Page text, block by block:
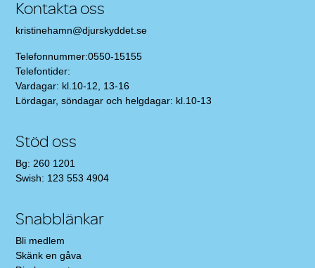
Kontakta oss
kristinehamn@djurskyddet.se
Telefonnummer:0550-15155
Telefontider:
Vardagar: kl.10-12, 13-16
Lördagar, söndagar och helgdagar: kl.10-13
Stöd oss
Bg: 260 1201
Swish: 123 553 4904
Snabblänkar
Bli medlem
Skänk en gåva